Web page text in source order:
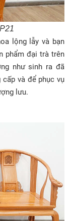
lộng lẫy và bạn
phẩm đại trà trên
như sinh ra đã
và để phục vụ
lưu.